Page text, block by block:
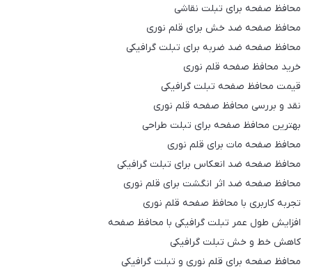
محافظ صفحه برای تبلت نقاشی
محافظ صفحه ضد خش برای قلم نوری
محافظ صفحه ضد ضربه برای تبلت گرافیکی
خرید محافظ صفحه قلم نوری
قیمت محافظ صفحه تبلت گرافیکی
نقد و بررسی محافظ صفحه قلم نوری
بهترین محافظ صفحه برای تبلت طراحی
محافظ صفحه مات برای قلم نوری
محافظ صفحه ضد انعکاس برای تبلت گرافیکی
محافظ صفحه ضد اثر انگشت برای قلم نوری
تجربه کاربری با محافظ صفحه قلم نوری
افزایش طول عمر تبلت گرافیکی با محافظ صفحه
کاهش خط و خش تبلت گرافیکی
محافظ صفحه برای قلم نوری و تبلت گرافیکی